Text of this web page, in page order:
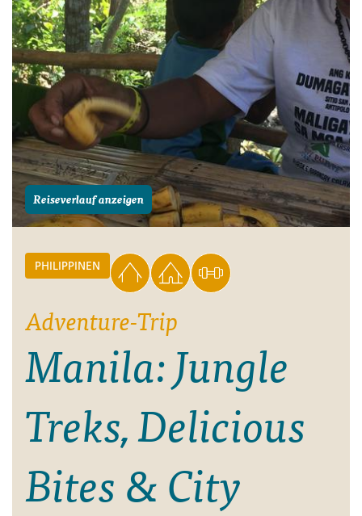
Reiseverlauf anzeigen
PHILIPPINEN
Adventure-Trip
Manila: Jungle
Treks, Delicious
Bites & City